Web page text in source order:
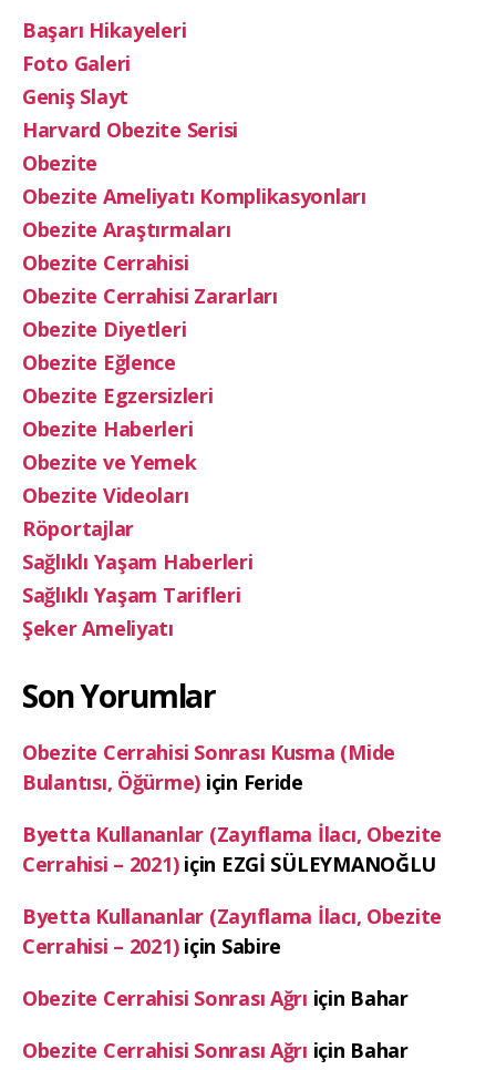
Başarı Hikayeleri
Foto Galeri
Geniş Slayt
Harvard Obezite Serisi
Obezite
Obezite Ameliyatı Komplikasyonları
Obezite Araştırmaları
Obezite Cerrahisi
Obezite Cerrahisi Zararları
Obezite Diyetleri
Obezite Eğlence
Obezite Egzersizleri
Obezite Haberleri
Obezite ve Yemek
Obezite Videoları
Röportajlar
Sağlıklı Yaşam Haberleri
Sağlıklı Yaşam Tarifleri
Şeker Ameliyatı
Son Yorumlar
Obezite Cerrahisi Sonrası Kusma (Mide
Bulantısı, Öğürme) için Feride
Byetta Kullananlar (Zayıflama İlacı, Obezite
Cerrahisi – 2021)için EZGİ SÜLEYMANOĞLU
Byetta Kullananlar (Zayıflama İlacı, Obezite
Cerrahisi – 2021)için Sabire
Obezite Cerrahisi Sonrası Ağrı için Bahar
Obezite Cerrahisi Sonrası Ağrı için Bahar